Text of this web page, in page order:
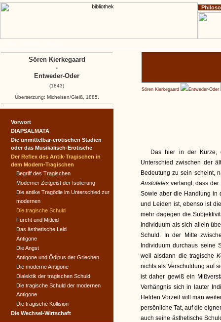
Sören Kierkegaard Entweder-Oder
Das hier in der Kürze,
Unterschied zwischen der
Bedeutung zu sein scheint,
Aristoteles verlangt, dass
Sowie aber die Handlung in
und Leiden ist, ebenso ist
mehr dagegen die
Individuum als sich allein
Schuld. In der Mitte
Individuum durchaus seine
weil alsdann die tragische
nichts als Verschuldung auf
ist daher gewiß ein
Verhängnis sich in lauter
Helden Vorzeit will man
persönliche Tat, auf die
auch seine ästhetische
Vorwort
DIAPSALMATA
Die unmittelbar-erotischen Stadien
oder das Musikalisch-Erotische
Der Reflex des Antik-Tragischen in
dem Modern-Tragischen
Begriff des Tragischen
Moderner Zeitgeist der Isolierung
Die antike Tragödie im Unterschied zur
modernen
Die tragische Schuld
Furcht und Mitleid
Das ästhetische Leid
Antigone
Die Angst
Antigone und Ödipus der Griechen
Die moderne Antigone
Dialektik der tragischen Schuld
Die tragische Schuld der modernen
Antigone
Die tragische Kollision
Die Wechsel-Wirtschaft
Sören Kierkegaard
-
Entweder-Oder
(1843)
Übersetzung: Michelsen/Gleiß, 1885.